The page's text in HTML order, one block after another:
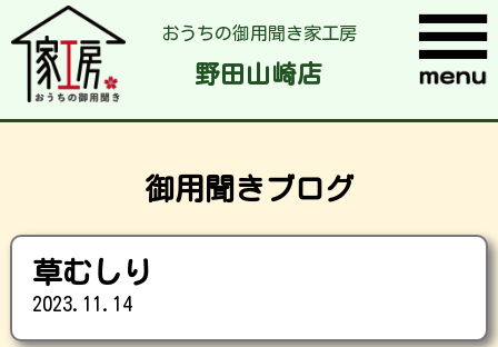
おうちの御用聞き家工房
野田山崎店
御用聞きブログ
草むしり
2023.11.14